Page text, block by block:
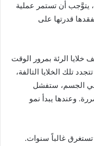
يتوَّجب أن تستمر عملية
قدرتها على
خلايا الرئة بمرور الوقت
تلك الخلايا التالفة،
في الجسم، ستفشل
وعندها يبدأ نمو
غالباً سنوات.